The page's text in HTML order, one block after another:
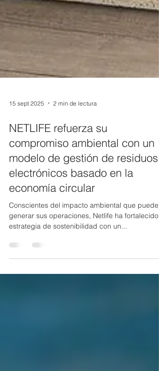
15 sept 2025 2 min de lectura
NETLIFE refuerza su
compromiso ambiental con un
modelo de gestión de residuos
electrónicos basado en la
economía circular
Conscientes del impacto ambiental que pueden
generar sus operaciones, Netlife ha fortalecido